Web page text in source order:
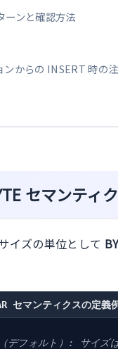
ーンと確認方法
ンからの INSERT 時の
セマンティ
イズの単位として
セマンティクスの定義
デフォルト）: サイズ